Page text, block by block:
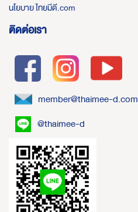
นโยบาย ไทยมีดี.com
ติดต่อเรา
member@thaimee-d.com
@thaimee-d